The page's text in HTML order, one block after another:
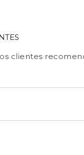
clientes